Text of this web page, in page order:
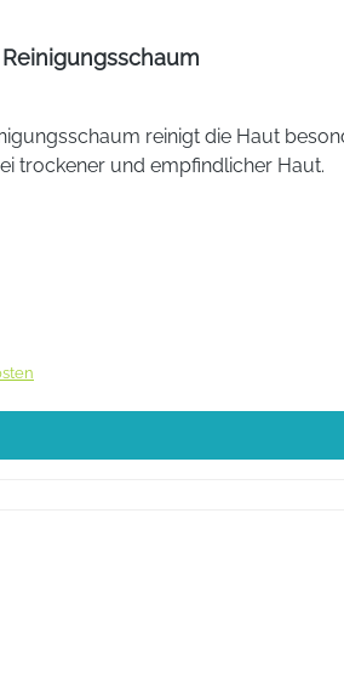
reinigt die Haut
trockener und empfindlicher Haut.